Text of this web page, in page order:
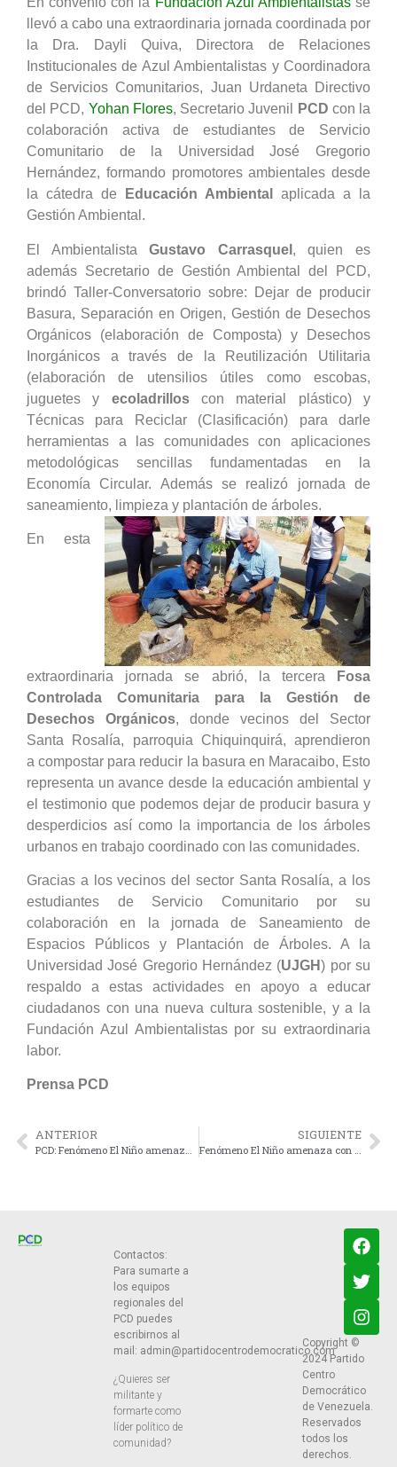
llevó a cabo una extraordinaria jornada coordinada por
la Dra. Dayli Quiva, Directora de Relaciones
Institucionales de Azul Ambientalistas y Coordinadora
de Servicios Comunitarios, Juan Urdaneta Directivo
del PCD, Yohan Flores, Secretario Juvenil PCD con la
colaboración activa de estudiantes de Servicio
Comunitario de la Universidad José Gregorio
Hernández, formando promotores ambientales desde
la cátedra de
Educación Ambiental
aplicada a la
Gestión Ambiental.
El AmbientalistaGustavo Carrasquel , quien es
además Secretario de Gestión Ambiental del PCD,
brindó Taller-Conversatorio sobre: Dejar de producir
Basura, Separación en Origen, Gestión de Desechos
Orgánicos (elaboración de Composta) y Desechos
Inorgánicos a través de la Reutilización Utilitaria
(elaboración de utensilios útiles como escobas,
juguetes y ecoladrilloscon material plástico) y
Técnicas para Reciclar (Clasificación) para darle
herramientas a las comunidades con aplicaciones
metodológicas sencillas fundamentadas en la
Economía Circular. Además se realizó jornada de
saneamiento, limpieza y plantación de árboles.
En esta
extraordinaria jornada se abrió, la tercera
Fosa
Controlada Comunitaria para la Gestión de
Desechos Orgánicos, donde vecinos del Sector
Santa Rosalía, parroquia Chiquinquirá, aprendieron
a compostar para reducir la basura en Maracaibo, Esto
representa un avance desde la educación ambiental y
el testimonio que podemos dejar de producir basura y
desperdicios así como la importancia de los árboles
urbanos en trabajo coordinado con las comunidades.
Gracias a los vecinos del sector Santa Rosalía, a los
estudiantes de Servicio Comunitario por su
colaboración en la jornada de Saneamiento de
Espacios Públicos y Plantación de Árboles. A la
Universidad José Gregorio Hernández (UJGH) por su
respaldo a estas actividades en apoyo a educar
ciudadanos con una nueva cultura sostenible, y a la
Fundación Azul Ambientalistas por su extraordinaria
labor.
Prensa PCD
ANTERIOR SIGUIENTE
Contactos:
Para sumarte a
los equipos
regionales del
PCD puedes
escribirnos al
mail: admin@partidocentrodemocratico.com
¿Quieres ser
militante y
formarte como
líder político de
comunidad?
Copyright ©
2024 Partido
Centro
Democrático
de Venezuela.
Reservados
todos los
derechos.